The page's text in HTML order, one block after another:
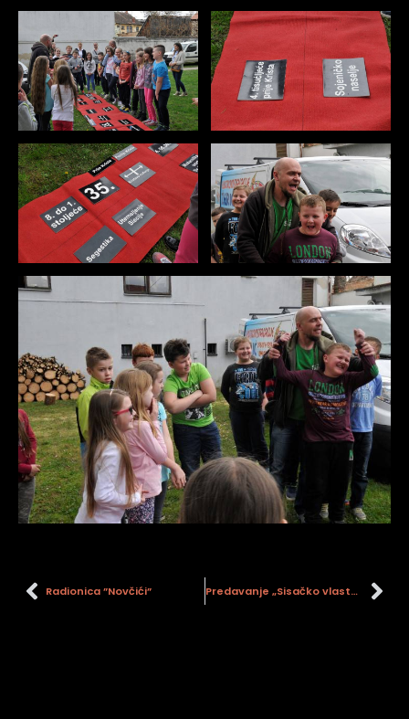
Radionica ”Novčići” Predavanje „Sisačko vlastelinstvo Zagrebačkog kaptola u srednjem vijeku: priča o održivom razvoju“